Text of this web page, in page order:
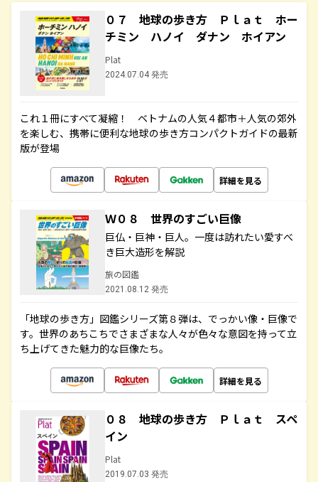
０７ 地球の歩き方 Ｐｌａｔ ホー
チミン ハノイ ダナン ホイアン
Plat
2024.07.04 発売
これ１冊にすべて凝縮！ ベトナムの人気４都市＋人気の郊外
を楽しむ、携帯に便利な地球の歩き方コンパクトガイドの最新
版が登場
詳細を見る
Ｗ０８ 世界のすごい巨像
巨仏・巨神・巨人。一度は訪れたい愛すべ
き巨大造形を解説
旅の図鑑
2021.08.12 発売
「地球の歩き方」図鑑シリーズ第８弾は、でっかい像・巨像で
す。世界のあちこちでさまざまな人々が色々な意図を持って立
ち上げてきた魅力的な巨像たち。
詳細を見る
０８ 地球の歩き方 Ｐｌａｔ スペ
イン
Plat
2019.07.03 発売